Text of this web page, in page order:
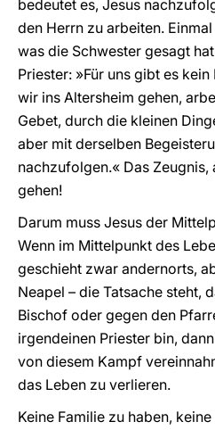
bedeutet es, Jesus
den Herrn zu arbeiten.
was die Schwester gesagt
Priester: »Für uns gibt es
wir ins Altersheim gehen,
Gebet, durch die kleinen
aber mit derselben
nachzufolgen.« Das Zeugnis,
gehen!
Darum muss Jesus der
Wenn im Mittelpunkt des
geschieht zwar andernorts,
Neapel – die Tatsache steht,
Bischof oder gegen den
irgendeinen Priester bin,
von diesem Kampf
das Leben zu verlieren.
Keine Familie zu haben,